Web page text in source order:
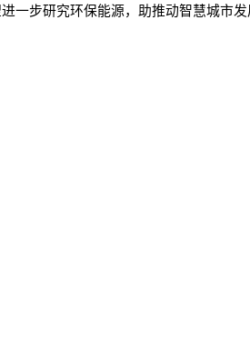
一步研究环保能源，助推动智慧城市